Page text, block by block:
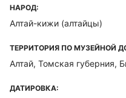
НАРОД:
Алтай-кижи (алтайцы)
ТЕРРИТОРИЯ ПО МУЗЕЙНОЙ
Алтай, Томская губерния,
ДАТИРОВКА: